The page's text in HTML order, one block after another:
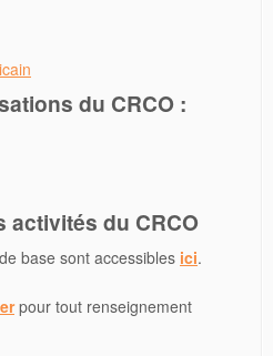
du CRCO :
activités du CRCO
base sont accessibles ici.
pour tout renseignement